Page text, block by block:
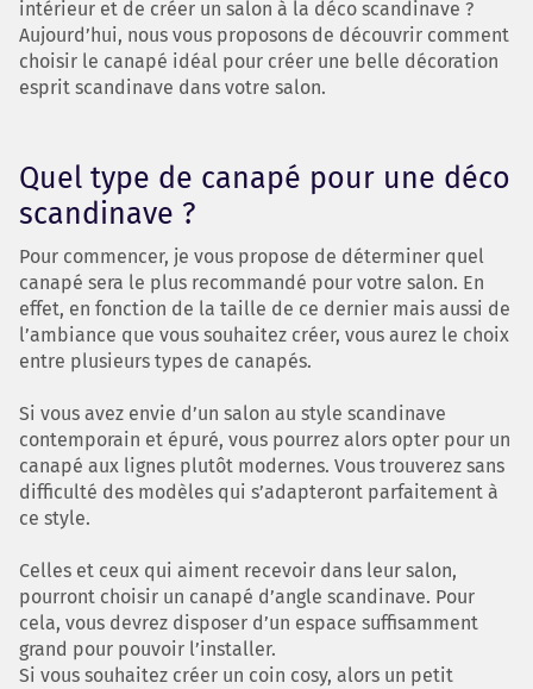
intérieur et de créer un salon à la déco scandinave ?
Aujourd’hui, nous vous proposons de découvrir comment
choisir le canapé idéal pour créer une belle décoration
esprit scandinave dans votre salon.
Quel type de canapé pour une déco
scandinave ?
Pour commencer, je vous propose de déterminer quel
canapé sera le plus recommandé pour votre salon. En
effet, en fonction de la taille de ce dernier mais aussi de
l’ambiance que vous souhaitez créer, vous aurez le choix
entre plusieurs types de canapés.
Si vous avez envie d’un salon au style scandinave
contemporain et épuré, vous pourrez alors opter pour un
canapé aux lignes plutôt modernes. Vous trouverez sans
difficulté des modèles qui s’adapteront parfaitement à
ce style.
Celles et ceux qui aiment recevoir dans leur salon,
pourront choisir un canapé d’angle scandinave. Pour
cela, vous devrez disposer d’un espace suffisamment
grand pour pouvoir l’installer.
Si vous souhaitez créer un coin cosy, alors un petit